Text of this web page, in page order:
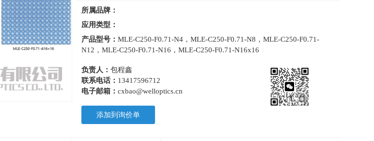
所属品牌：
应用类型：
产品型号： MLE-C250-F0.71-N4，MLE-C250-F0.71-N8，MLE-C250-F0.71-
N12，MLE-C250-F0.71-N16，MLE-C250-F0.71-N16x16
负责人： 包程鑫
联系电话： 13417596712
电子邮箱： cxbao@welloptics.cn
添加到询价单